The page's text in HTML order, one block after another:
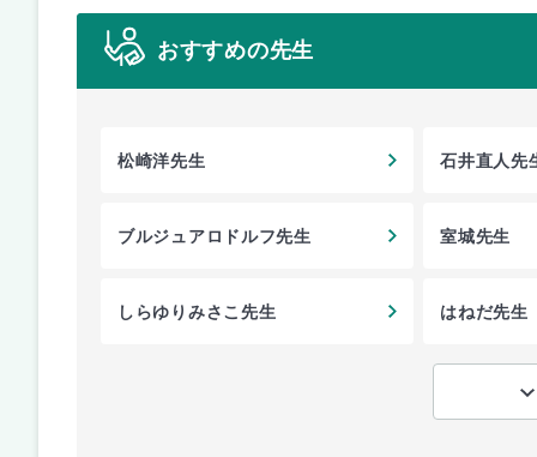
おすすめの先生
松崎洋先生 石井直人先
ブルジュアロドルフ先生 室城先生
しらゆりみさこ先生 はねだ先生